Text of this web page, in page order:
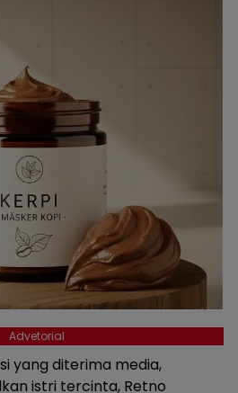
Advetorial
yang diterima media,
istri tercinta, Retno